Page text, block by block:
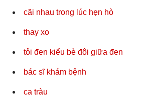
cãi nhau trong lúc hẹn hò
thay xo
tỏi đen kiểu bè đôi giữa đen
bác sĩ khám bệnh
ca tràu